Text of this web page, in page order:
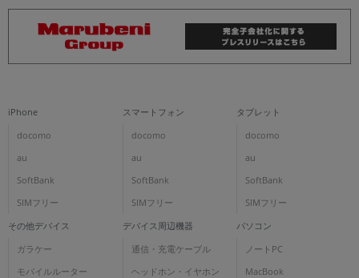
iPhone
docomo
au
SoftBank
SIMフリー
スマートフォン
docomo
au
SoftBank
SIMフリー
タブレット
docomo
au
SoftBank
SIMフリー
その他デバイス
ガラケー
モバイルルーター
デバイス周辺機器
通信・充電ケーブル
ヘッドホン・イヤホン
パソコン
ノートPC
MacBook